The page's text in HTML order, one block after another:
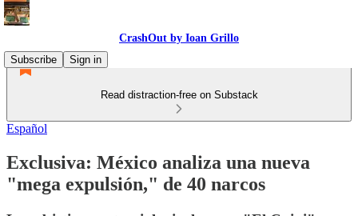
CrashOut by Ioan Grillo
Subscribe
Sign in
Read distraction-free on Substack
Español
Exclusiva: México analiza una nueva
"mega expulsión," de 40 narcos